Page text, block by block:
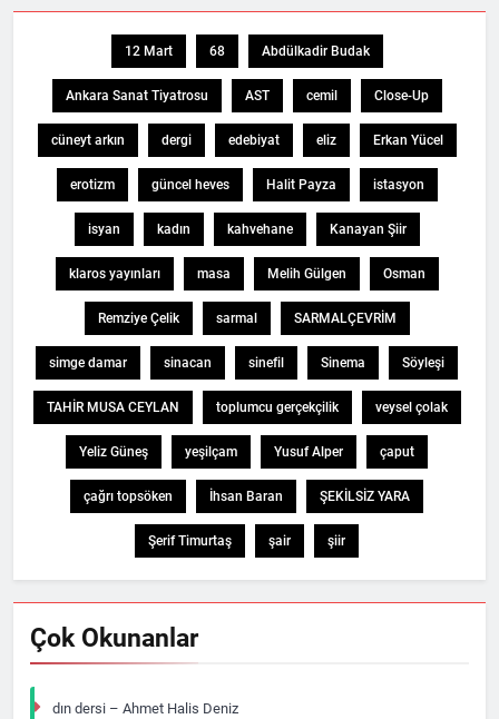
12 Mart 68 Abdülkadir Budak
Ankara Sanat Tiyatrosu AST cemil Close-Up
cüneyt arkın dergi edebiyat eliz Erkan Yücel
erotizm güncel heves Halit Payza istasyon
isyan kadın kahvehane Kanayan Şiir
klaros yayınları masa Melih Gülgen Osman
Remziye Çelik sarmal SARMALÇEVRİM
simge damar sinacan sinefil Sinema Söyleşi
TAHİR MUSA CEYLAN toplumcu gerçekçilik veysel çolak
Yeliz Güneş yeşilçam Yusuf Alper çaput
çağrı topsöken İhsan Baran ŞEKİLSİZ YARA
Şerif Timurtaş şair şiir
Çok Okunanlar
dın dersi – Ahmet Halis Deniz